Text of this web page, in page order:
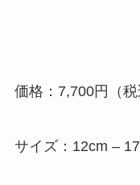
価格：7,700円（税
サイズ：12cm –